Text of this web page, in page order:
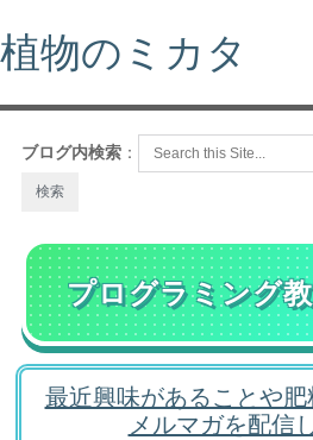
植物のミカタ
ブログ内検索 ：
プログラミング
最近興味があることや
メルマガを配信